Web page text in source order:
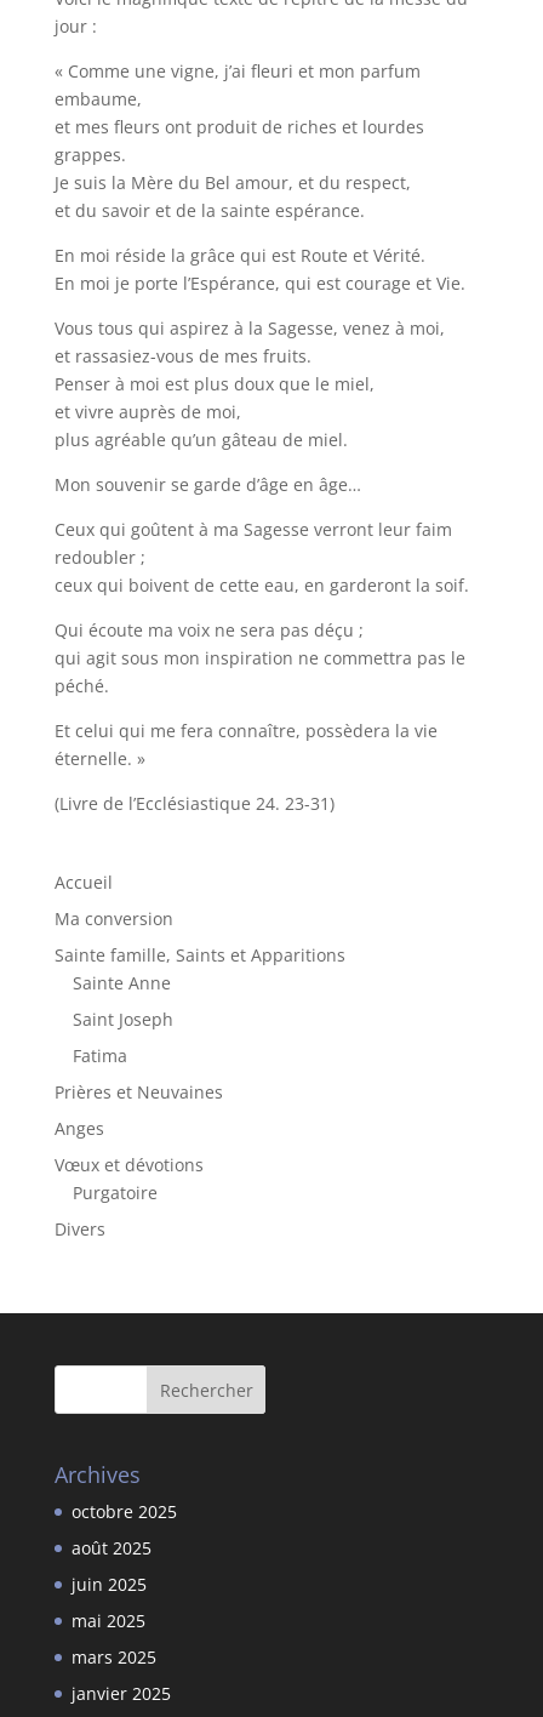
jour :
« Comme une vigne, j’ai fleuri et mon parfum
embaume,
et mes fleurs ont produit de riches et lourdes
grappes.
Je suis la Mère du Bel amour, et du respect,
et du savoir et de la sainte espérance.
En moi réside la grâce qui est Route et Vérité.
En moi je porte l’Espérance, qui est courage et Vie.
Vous tous qui aspirez à la Sagesse, venez à moi,
et rassasiez-vous de mes fruits.
Penser à moi est plus doux que le miel,
et vivre auprès de moi,
plus agréable qu’un gâteau de miel.
Mon souvenir se garde d’âge en âge…
Ceux qui goûtent à ma Sagesse verront leur faim
redoubler ;
ceux qui boivent de cette eau, en garderont la soif.
Qui écoute ma voix ne sera pas déçu ;
qui agit sous mon inspiration ne commettra pas le
péché.
Et celui qui me fera connaître, possèdera la vie
éternelle. »
(Livre de l’Ecclésiastique 24. 23-31)
Accueil
Ma conversion
Sainte famille, Saints et Apparitions
Sainte Anne
Saint Joseph
Fatima
Prières et Neuvaines
Anges
Vœux et dévotions
Purgatoire
Divers
Archives
octobre 2025
août 2025
juin 2025
mai 2025
mars 2025
janvier 2025